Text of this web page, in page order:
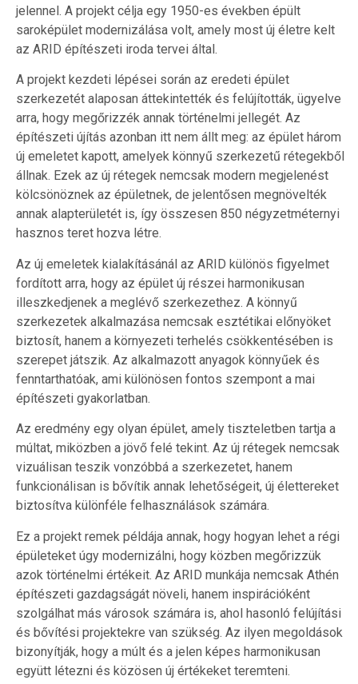
jelennel. A projekt célja egy 1950-es években épült
saroképület modernizálása volt, amely most új életre kelt
az ARID építészeti iroda tervei által.
A projekt kezdeti lépései során az eredeti épület
szerkezetét alaposan áttekintették és felújították, ügyelve
arra, hogy megőrizzék annak történelmi jellegét. Az
építészeti újítás azonban itt nem állt meg: az épület három
új emeletet kapott, amelyek könnyű szerkezetű rétegekből
állnak. Ezek az új rétegek nemcsak modern megjelenést
kölcsönöznek az épületnek, de jelentősen megnövelték
annak alapterületét is, így összesen 850 négyzetméternyi
hasznos teret hozva létre.
Az új emeletek kialakításánál az ARID különös figyelmet
fordított arra, hogy az épület új részei harmonikusan
illeszkedjenek a meglévő szerkezethez. A könnyű
szerkezetek alkalmazása nemcsak esztétikai előnyöket
biztosít, hanem a környezeti terhelés csökkentésében is
szerepet játszik. Az alkalmazott anyagok könnyűek és
fenntarthatóak, ami különösen fontos szempont a mai
építészeti gyakorlatban.
Az eredmény egy olyan épület, amely tiszteletben tartja a
múltat, miközben a jövő felé tekint. Az új rétegek nemcsak
vizuálisan teszik vonzóbbá a szerkezetet, hanem
funkcionálisan is bővítik annak lehetőségeit, új élettereket
biztosítva különféle felhasználások számára.
Ez a projekt remek példája annak, hogy hogyan lehet a régi
épületeket úgy modernizálni, hogy közben megőrizzük
azok történelmi értékeit. Az ARID munkája nemcsak Athén
építészeti gazdagságát növeli, hanem inspirációként
szolgálhat más városok számára is, ahol hasonló felújítási
és bővítési projektekre van szükség. Az ilyen megoldások
bizonyítják, hogy a múlt és a jelen képes harmonikusan
együtt létezni és közösen új értékeket teremteni.